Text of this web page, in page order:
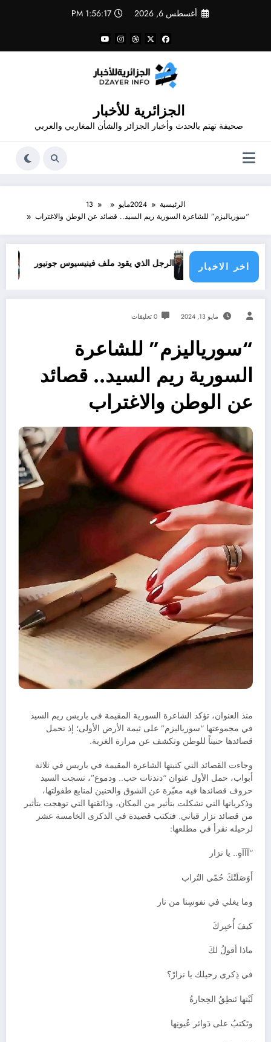
أغسطس 6, 2026 1:56:17 PM
الجزائرية للأخبار
صحيفة تهتم بالحدث وأخبار الجزائر والشأن المغاربي والعربي
الرئيسية 2024مايو
13
“سورياليزم” للشاعرة السورية ريم السيد.. قصائد عن الوطن والاغتراب
اخر الاخبارالأطراف الرجل الذي يقود ملف فينيسيوس جونيور قانون المؤثرات العقلية في الجزائر
مايو 13, 2024 0 تعليقات
“سورياليزم” للشاعرة
السورية ريم السيد.. قصائد
عن الوطن والاغتراب
منذ العنوان، تؤكد الشاعرة السورية المقيمة في باريس ريم السيد
في مجموعتها “سورياليزم” على ثيمة الأرض الأولى؛ إذ تحمل
قصائدها حنيناً للوطن وتكشف عن مرارة الغربة.
وجاءت القصائد التي كتبتها الشاعرة المقيمة في باريس في ثلاثة
أبواب، حمل الأول عنوان “دندنات حب.. ودموع”، نسجت السيد
حروف قصائدها فيه معبّرة عن الشوق والحنين لمنابع طفولتها،
وذكرياتها التي تشكلت بتأثير من المكان، وذائقتها التي توهجت بتأثير
من قصائد نزار قباني. فتكتب قصيدة في الذكرى الخامسة عشر
لرحيله نقرأ في مطلعها:
“آآآهٍ.. يا نزار
أَوَصَلَتْكَ حُمّى التُراب
وما يغلي في نفوسِنا من نار
كيفَ أُخبِركَ
ماذا أقولُ لكَ
في ذِكرى رحيلك يا نزارْ؟
لَيْتها تَنطِقُ الحِجارةُ
وتَكتبُ على دَوائر عُيونِها